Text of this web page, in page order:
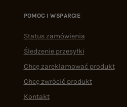
POMOC I WSPARCIE
Status zamówienia
Śledzenie przesyłki
Chcę zareklamować produkt
Chcę zwrócić produkt
Kontakt